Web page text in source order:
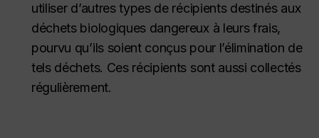
utiliser d’autres types de récipients destinés aux
déchets biologiques dangereux à leurs frais,
pourvu qu’ils soient conçus pour l’élimination de
tels déchets. Ces récipients sont aussi collectés
régulièrement.